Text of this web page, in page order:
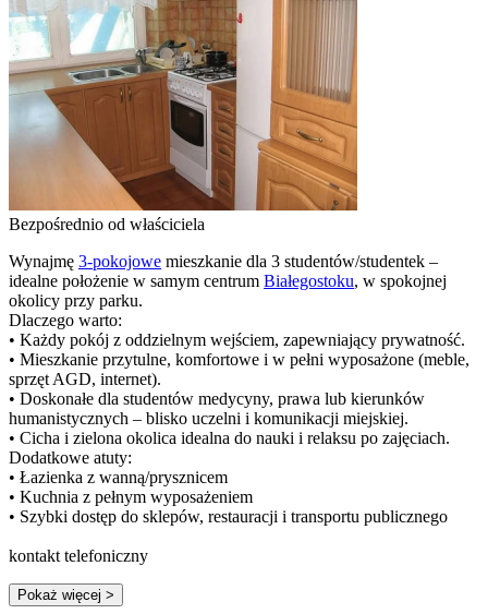
Bezpośrednio od właściciela
Wynajmę 3-pokojowe mieszkanie dla 3 studentów/studentek –
idealne położenie w samym centrum Białegostoku, w spokojnej
okolicy przy parku.
Dlaczego warto:
• Każdy pokój z oddzielnym wejściem, zapewniający prywatność.
• Mieszkanie przytulne, komfortowe i w pełni wyposażone (meble,
sprzęt AGD, internet).
• Doskonałe dla studentów medycyny, prawa lub kierunków
humanistycznych – blisko uczelni i komunikacji miejskiej.
• Cicha i zielona okolica idealna do nauki i relaksu po zajęciach.
Dodatkowe atuty:
• Łazienka z wanną/prysznicem
• Kuchnia z pełnym wyposażeniem
• Szybki dostęp do sklepów, restauracji i transportu publicznego
kontakt telefoniczny
Pokaż więcej >